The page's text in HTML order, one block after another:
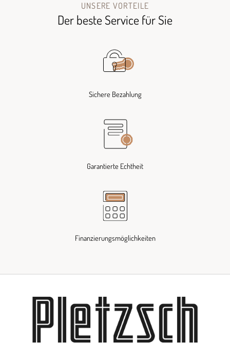
UNSERE VORTEILE
Der beste Service für Sie
Sichere Bezahlung
Garantierte Echtheit
Finanzierungsmöglichkeiten